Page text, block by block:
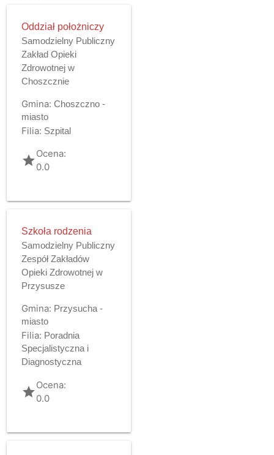
Oddział położniczy
Samodzielny Publiczny
Zakład Opieki
Zdrowotnej w
Choszcznie
Gmina: Choszczno -
miasto
Filia: Szpital
gradeOcena:
0.0
Szkoła rodzenia
Samodzielny Publiczny
Zespół Zakładów
Opieki Zdrowotnej w
Przysusze
Gmina: Przysucha -
miasto
Filia: Poradnia
Specjalistyczna i
Diagnostyczna
gradeOcena:
0.0